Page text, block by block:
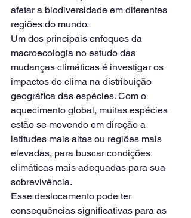
afetar a biodiversidade em diferentes
regiões do mundo.
Um dos principais enfoques da
macroecologia no estudo das
mudanças climáticas é investigar os
impactos do clima na distribuição
geográfica das espécies. Com o
aquecimento global, muitas espécies
estão se movendo em direção a
latitudes mais altas ou regiões mais
elevadas, para buscar condições
climáticas mais adequadas para sua
sobrevivência.
Esse deslocamento pode ter
consequências significativas para as